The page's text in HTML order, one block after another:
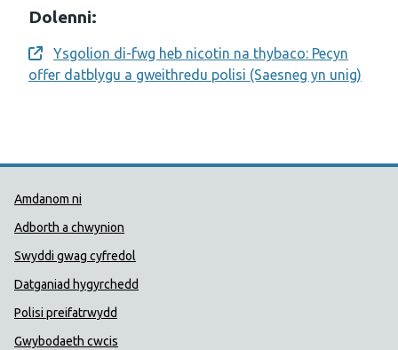
Dolenni:
Opens a new window
Ysgolion di-fwg heb nicotin na thybaco: Pecyn
offer datblygu a gweithredu polisi (Saesneg yn unig)
Dolenni Cymorth Iechyd
Amdanom ni
Adborth a chwynion
Swyddi gwag cyfredol
Datganiad hygyrchedd
Polisi preifatrwydd
Gwybodaeth cwcis